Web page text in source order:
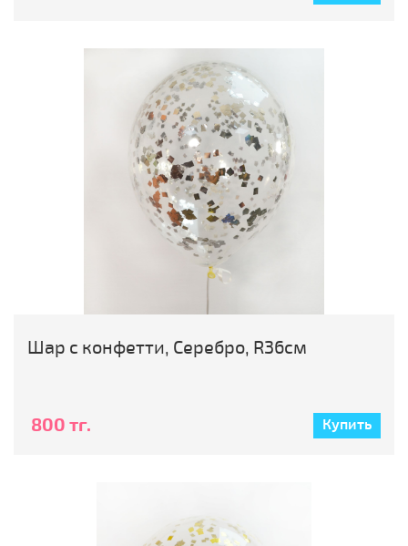
Шар с конфетти, Серебро, R36см
800 тг. Купить